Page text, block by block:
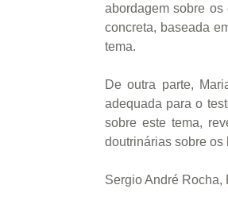
abordagem sobre
concreta, baseada
tema.
De outra parte,
adequada para o
sobre este tema,
doutrinárias sobre os
Sergio André Rocha,